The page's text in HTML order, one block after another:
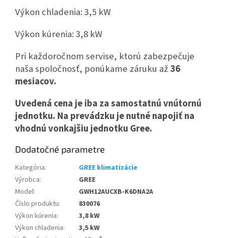
Výkon chladenia: 3,5 kW
Výkon kúrenia: 3,8 kW
Pri každoročnom servise, ktorú zabezpečuje
naša spoločnosť, ponúkame záruku až36
mesiacov.
Uvedená cena je iba za samostatnú vnútornú
jednotku. Na prevádzku je nutné napojiť na
vhodnú vonkajšiu jednotku Gree.
Dodatočné parametre
Kategória:
GREE klimatizácie
Výrobca:
GREE
Model:
GWH12AUCXB-K6DNA2A
Číslo produktu:
830076
Výkon kúrenia:
3,8 kW
Výkon chladenia:
3,5 kW